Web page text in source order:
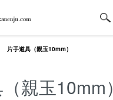
片手道具（親玉10mm）
親玉10mm）